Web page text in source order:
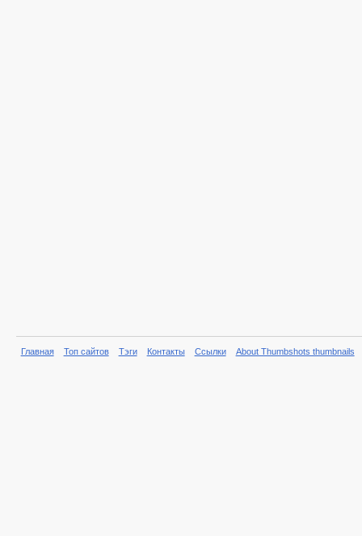
Главная Топ сайтов Тэги Контакты Ссылки About Thumbshots thumbnails